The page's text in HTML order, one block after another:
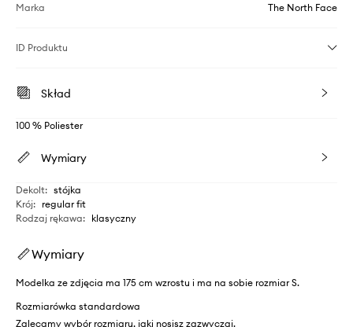
Marka The North Face
ID Produktu
Skład
100 % Poliester
Wymiary
Dekolt: stójka
Krój: regular fit
Rodzaj rękawa: klasyczny
Wymiary
Modelka ze zdjęcia ma 175 cm wzrostu i ma na sobie rozmiar S.
Rozmiarówka standardowa
Zalecamy wybór rozmiaru, jaki nosisz zazwyczaj.